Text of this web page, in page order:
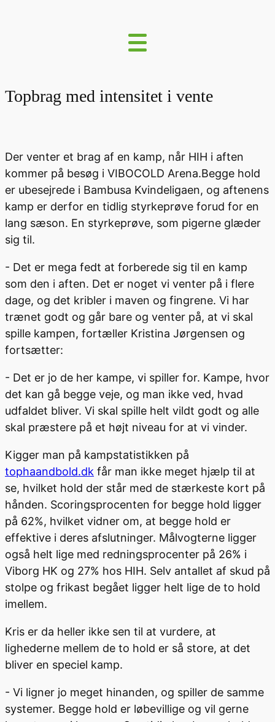
Topbrag med intensitet i vente
Der venter et brag af en kamp, når HIH i aften
kommer på besøg i VIBOCOLD Arena.Begge hold
er ubesejrede i Bambusa Kvindeligaen, og aftenens
kamp er derfor en tidlig styrkeprøve forud for en
lang sæson. En styrkeprøve, som pigerne glæder
sig til.
- Det er mega fedt at forberede sig til en kamp
som den i aften. Det er noget vi venter på i flere
dage, og det kribler i maven og fingrene. Vi har
trænet godt og går bare og venter på, at vi skal
spille kampen, fortæller Kristina Jørgensen og
fortsætter:
- Det er jo de her kampe, vi spiller for. Kampe, hvor
det kan gå begge veje, og man ikke ved, hvad
udfaldet bliver. Vi skal spille helt vildt godt og alle
skal præstere på et højt niveau for at vi vinder.
Kigger man på kampstatistikken på
tophaandbold.dk får man ikke meget hjælp til at
se, hvilket hold der står med de stærkeste kort på
hånden. Scoringsprocenten for begge hold ligger
på 62%, hvilket vidner om, at begge hold er
effektive i deres afslutninger. Målvogterne ligger
også helt lige med redningsprocenter på 26% i
Viborg HK og 27% hos HIH. Selv antallet af skud på
stolpe og frikast begået ligger helt lige de to hold
imellem.
Kris er da heller ikke sen til at vurdere, at
lighederne mellem de to hold er så store, at det
bliver en speciel kamp.
- Vi ligner jo meget hinanden, og spiller de samme
systemer. Begge hold er løbevillige og vil gerne